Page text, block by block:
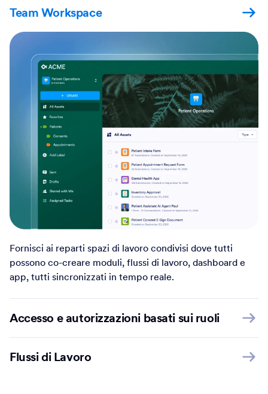
Fornisci ai reparti spazi di lavoro condivisi dove tutti
possono co-creare moduli, flussi di lavoro, dashboard e
app, tutti sincronizzati in tempo reale.
Accesso e autorizzazioni basati sui ruoli
Flussi di Lavoro